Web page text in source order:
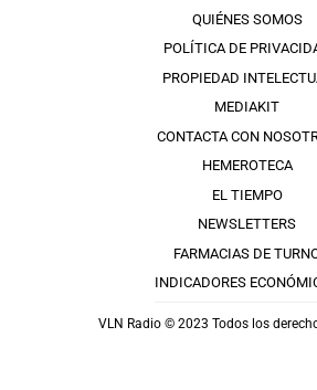
QUIÉNES SOMOS
POLÍTICA DE
PROPIEDAD
MEDIAKIT
CONTACTA CON
HEMEROTECA
EL TIEMPO
NEWSLETTERS
FARMACIAS DE
INDICADORES
VLN Radio © 2023 Todos los